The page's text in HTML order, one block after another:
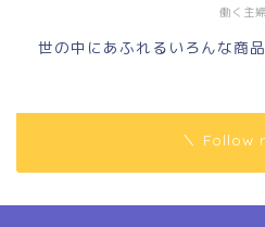
働く主
世の中にあふれるいろんな商
＼ Follow